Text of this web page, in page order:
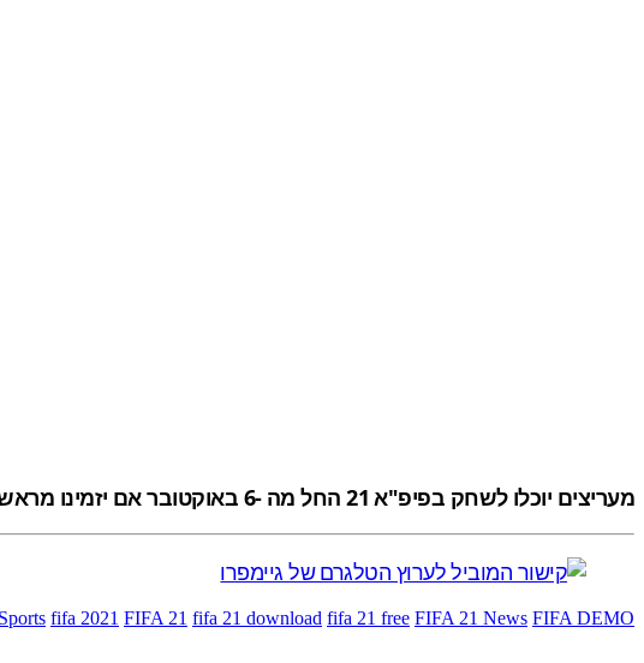
מעריצים יוכלו לשחק בפיפ"א 21 החל מה -6 באוקטובר אם יזמינו מראש את המהדורות האולטימטיביות או מהדורת האלופות של המשחק.
fifa 2021 FIFA 21 fifa 21 download fifa 21 free FIFA 21 News FIFA DEMO